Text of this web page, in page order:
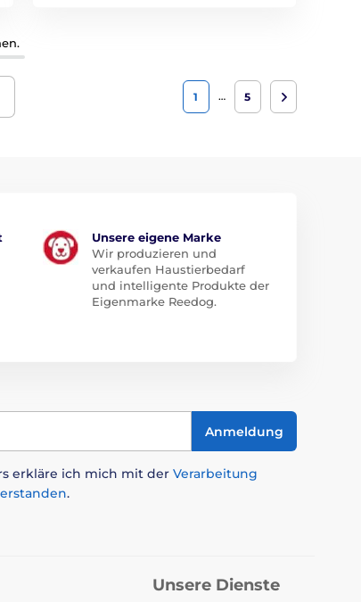
1 … 5
Unsere eigene Marke
Wir produzieren und
verkaufen Haustierbedarf
und intelligente Produkte der
Eigenmarke Reedog.
Anmeldung
erkläre ich mich mit der Verarbeitung
.
Unsere Dienste